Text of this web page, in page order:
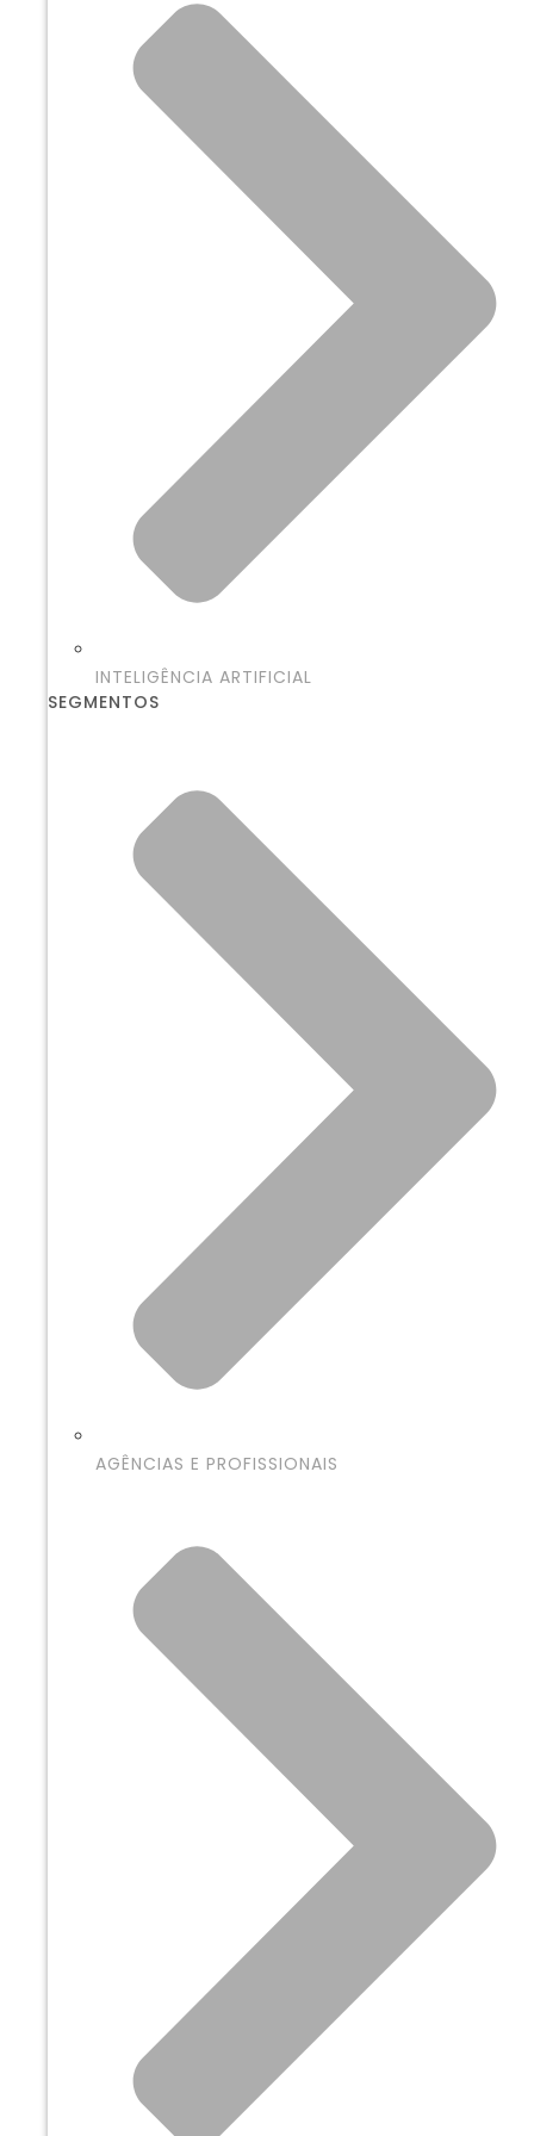
INTELIGÊNCIA ARTIFICIAL
SEGMENTOS
AGÊNCIAS E PROFISSIONAIS